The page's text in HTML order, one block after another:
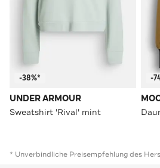
-38%*
UNDER ARMOUR
Sweatshirt 'Rival' mint
-
* Unverbindliche Preisempfehlung des